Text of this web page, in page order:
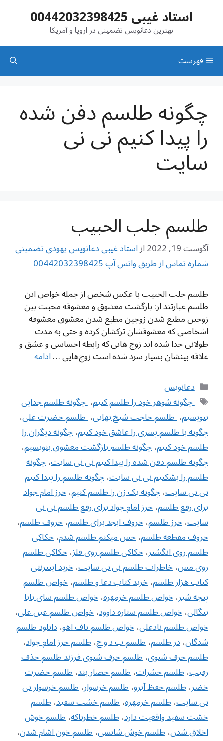
استاد غیبی 00442032398425
بهترین دعانویس تضمینی در اروپا و آمریکا
فهرست
چگونه طلسم دفن شده
را پیدا کنیم نی نی
سایت
طلسم جلب الحبیب
آگوست 19, 2022 ازاستاد غیبی دعانویس یهودی تضمینی
شماره تماس از طریق واتس آپ 00442032398425
طلسم جلب الحبیب با عکس شخص از جمله خواص این
طلسم عبارتند از: بازگشت معشوق و معشوقه محبت بین
زوجین مطیع شدن زوجین مطیع شدن معشوق معشوقه
اشخاصی که معشوقشان ترکشان کرده و حتی به مدت
طولانی جدا شده اند زوج هایی که رابطه احساسی و عشق و
علاقه بینشان بسیار سرد شده است زوج‌هایی …ادامه
دسته‌ها
دعانویس
برچسب‌ها
‌ چگونه شوهر خود را طلسم کنیم،‌ چگونه طلسم جدایی
بنویسیم،‌ طلسم حاجت شیخ بهایی،‌ طلسم حضرت علی،
چگونه با طلسم پسری را عاشق خود کنیم،چگونه دیگران را
طلسم خود کنیم،چگونه طلسم بازگشت معشوق بنویسیم،
چگونه طلسم دفن شده را پیدا کنیم نی نی سایت،چگونه
طلسم را بشکنیم نی نی سایت،چگونه طلسم را پیدا کنیم
نی نی سایت،چگونه یک زن را طلسم کنیم،حرز امام جواد
برای رفع طلسم،حرز امام جواد برای رفع طلسم نی نی
سایت،حرز طلسم،حروف ابجد برای طلسم،حروف طلسم،
حروف مقطعه طلسم،حس میکنم طلسم شدم،حکاکی
طلسم روی انگشتر،حکاکی طلسم روی فلز،حکاکی طلسم
روی مس،خاطرات طلسم نی نی سایت،خرید اینترنتی
کتاب هزار طلسم،خرید کتاب دعا و طلسم،خواص طلسم
پنجه شیر،خواص طلسم خرمهره،خواص طلسم سای بابا
بنگالی،‌خواص طلسم ستاره داوود،خواص طلسم عین علی،
خواص طلسم نادعلی،خواص طلسم ناف اهو،دانلود طلسم
شدگان،در طلسم،طلسم ب د و ح،طلسم حرز امام جواد،
طلسم حرف شنوی،طلسم حرف شنوی فرزند طلسم حذف
رقیب،طلسم حشرات،طلسم حصار بند،طلسم حضرت
خضر،طلسم حفظ آبرو،طلسم خرسوار،طلسم خرسوار نی
نی سایت،طلسم خرمهره،طلسم خشت سفید،طلسم
خشت سفید واقعیت دارد،طلسم خطرناکه،طلسم خوش
اخلاق شدن،طلسم خوش شانسی،طلسم خون اشام شدن،